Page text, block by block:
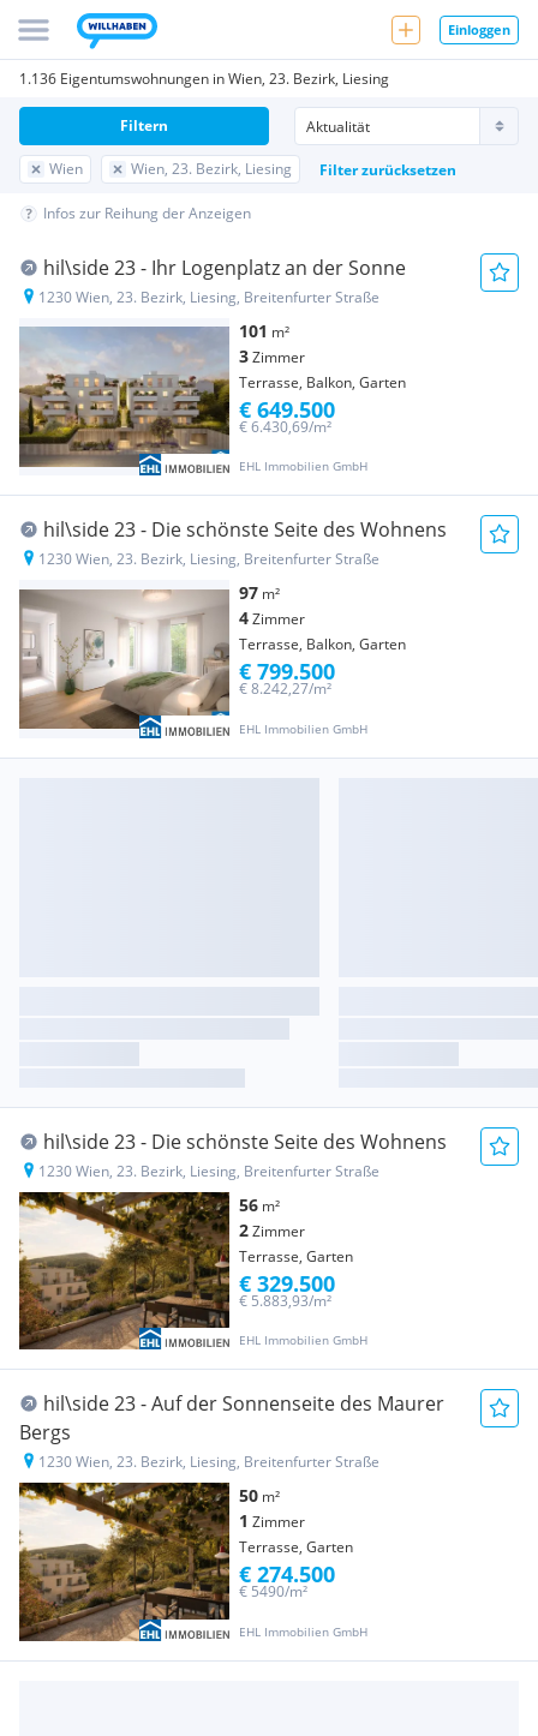
Einloggen
1.136 Eigentumswohnungen in Wien, 23. Bezirk, Liesing
Wien Wien, 23. Bezirk, Liesing Filter zurücksetzen
Filtern
Infos zur Reihung der Anzeigen
hil\side 23 - Ihr Logenplatz an der Sonne
1230 Wien, 23. Bezirk, Liesing, Breitenfurter Straße
101 m²
3Zimmer
Terrasse, Balkon, Garten
EHL Immobilien GmbH
€ 6.430,69/m²
€ 649.500
hil\side 23 - Die schönste Seite des Wohnens
1230 Wien, 23. Bezirk, Liesing, Breitenfurter Straße
97 m²
4Zimmer
Terrasse, Balkon, Garten
EHL Immobilien GmbH
€ 8.242,27/m²
€ 799.500
hil\side 23 - Die schönste Seite des Wohnens
1230 Wien, 23. Bezirk, Liesing, Breitenfurter Straße
56 m²
2Zimmer
Terrasse, Garten
EHL Immobilien GmbH
€ 5.883,93/m²
€ 329.500
hil\side 23 - Auf der Sonnenseite des Maurer
Bergs
1230 Wien, 23. Bezirk, Liesing, Breitenfurter Straße
50 m²
1 Zimmer
Terrasse, Garten
EHL Immobilien GmbH
€ 5490/m²
€ 274.500